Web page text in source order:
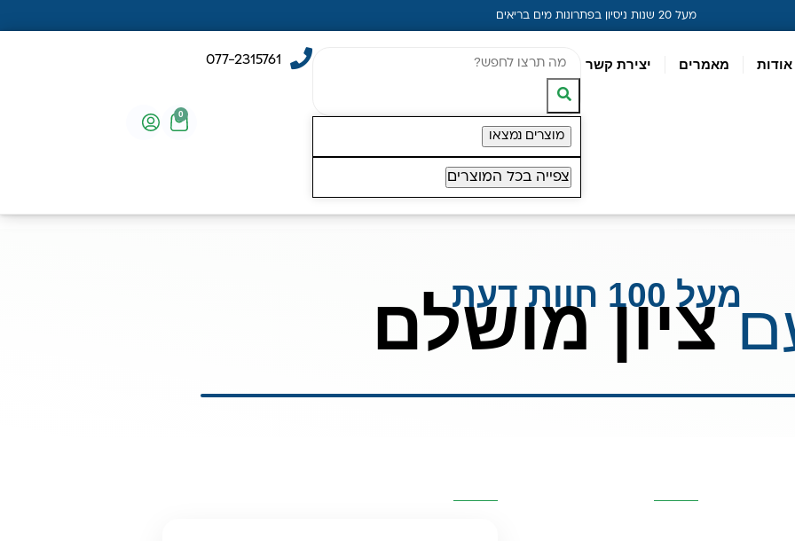
מעל 20 שנות ניסיון בפתרונות מים בריאים
אודות מאמרים יצירת קשר
מוצרים נמצאו
צפייה בכל המוצרים
077-2315761
0
מעל 100 חוות דעת
ציון מושלם